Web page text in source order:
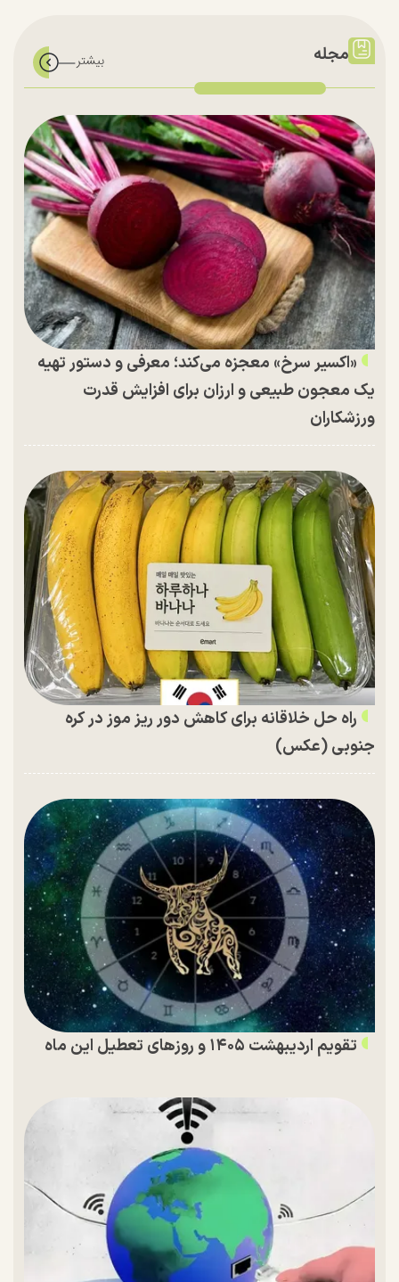
مجله
«اکسیر سرخ» معجزه می‌کند؛ معرفی و دستور تهیه
یک معجون طبیعی و ارزان برای افزایش قدرت
ورزشکاران
راه حل خلاقانه برای کاهش دور ریز موز در کره
جنوبی (عکس)
تقویم اردیبهشت ۱۴۰۵ و روز‌های تعطیل این ماه